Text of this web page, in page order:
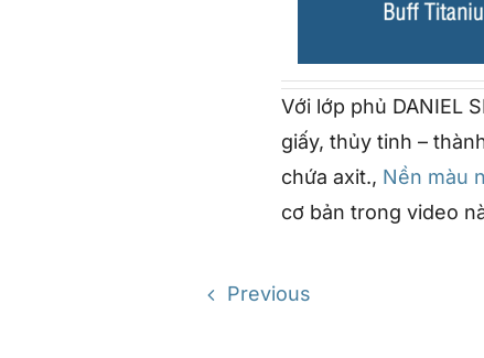
Với lớp phủ DANIEL
giấy, thủy tinh –
chứa axit., Nền màu
cơ bản trong video
Previous